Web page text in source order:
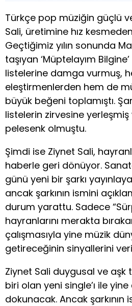
Türkçe pop müziğin güçlü
Sali, üretimine hız
Geçtiğimiz yılın sonunda
taşıyan ‘Müptelayım
listelerine damga vurmuş,
eleştirmenlerden hem de
büyük beğeni toplamıştı.
listelerin zirvesine
pelesenk olmuştu.
Şimdi ise Ziynet Sali,
haberle geri dönüyor.
günü yeni bir şarkı
ancak şarkının ismini
durum yarattu. Sadece
hayranlarını merakta
çalışmasıyla yine müzik
getireceğinin sinyallerini
Ziynet Sali duygusal ve aşk
biri olan yeni single’ı ile
dokunacak. Ancak şarkının